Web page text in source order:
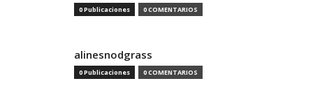
0 Publicaciones 0 COMENTARIOS
alinesnodgrass
0 Publicaciones 0 COMENTARIOS